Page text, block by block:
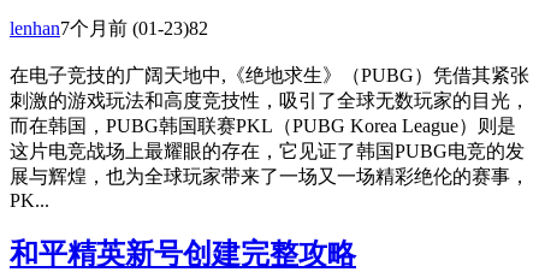
lenhan7个月前 (01-23)82
在电子竞技的广阔天地中,《绝地求生》（PUBG）凭借其紧张
刺激的游戏玩法和高度竞技性，吸引了全球无数玩家的目光，
而在韩国，PUBG韩国联赛PKL（PUBG Korea League）则是
这片电竞战场上最耀眼的存在，它见证了韩国PUBG电竞的发
展与辉煌，也为全球玩家带来了一场又一场精彩绝伦的赛事，
PK...
和平精英新号创建完整攻略